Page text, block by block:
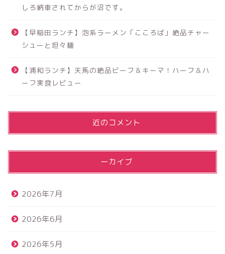
しろ納車されてからが沼です。
【早稲田ランチ】泡系ラーメン「こころば」絶品チャー
シューと坦々麺
【浦和ランチ】天馬の絶品ビーフ＆キーマ！ハーフ＆ハ
ーフ実食レビュー
最近のコメント
アーカイブ
2026年7月
2026年6月
2026年5月